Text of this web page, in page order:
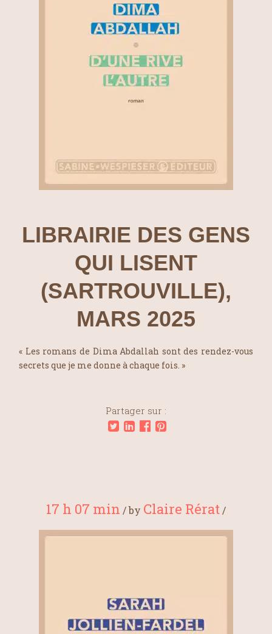
LIBRAIRIE DES GENS
QUI LISENT
(SARTROUVILLE),
MARS 2025
« Les romans de Dima Abdallah sont des rendez-vous
secrets que je me donne à chaque fois. »
Partager sur :
17 h 07 min /by Claire Rérat /